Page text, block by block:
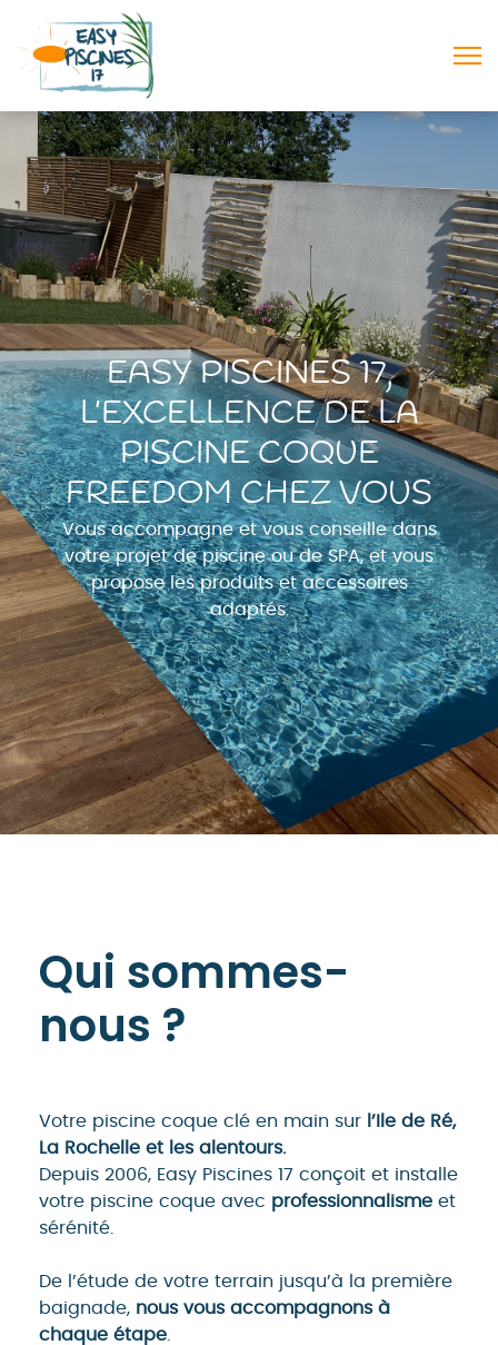
EASY PISCINES 17,
L’EXCELLENCE DE LA
PISCINE COQUE
FREEDOM CHEZ VOUS
Vous accompagne et vous conseille dans
votre projet de piscine ou de SPA, et vous
propose les produits et accessoires
adaptés.
Qui sommes-
nous ?
Votre piscine coque clé en main sur l’Ile de Ré,
La Rochelle et les alentours.
Depuis 2006, Easy Piscines 17 conçoit et installe
votre piscine coque avec professionnalisme et
sérénité.
De l’étude de votre terrain jusqu’à la première
baignade, nous vous accompagnons à
chaque étape